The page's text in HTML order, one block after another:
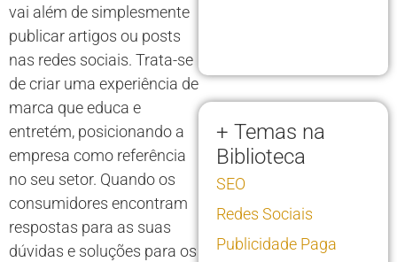
vai além de simplesmente
publicar artigos ou posts
nas redes sociais. Trata-se
de criar uma experiência de
marca que educa e
entretém, posicionando a
empresa como referência
no seu setor. Quando os
consumidores encontram
respostas para as suas
dúvidas e soluções para os
+ Temas na
Biblioteca
SEO
Redes Sociais
Publicidade Paga